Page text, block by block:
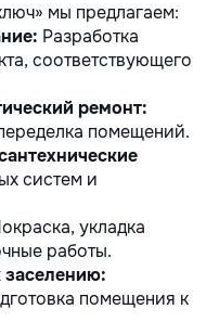
мы предлагаем:
Разработка
соответствующего
ремонт:
помещений.
систем и
укладка
работы.
заселению:
помещения к